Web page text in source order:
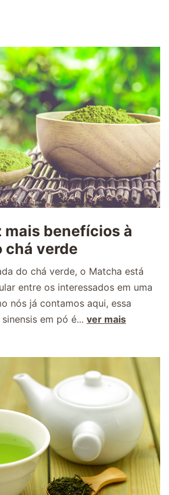
benefícios à
chá verde
do chá verde, o Matcha está
entre os interessados em uma
nós já contamos aqui, essa
em pó é... ver mais